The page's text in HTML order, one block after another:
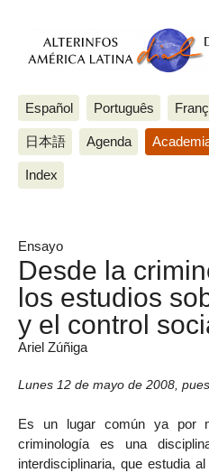
Español Português
日本語 Agenda
Index
Ensayo
Desde la
los estudios
y el control
Ariel Zúñiga
Lunes 12 de mayo de 2008
Es un lugar común ya por
criminología es una
interdisciplinaria, que estudia